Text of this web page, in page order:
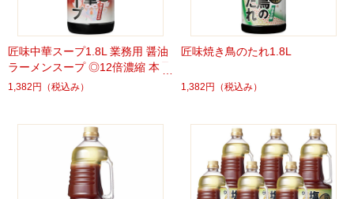
匠味中華スープ1.8L 業務用 醤油
ラーメンスープ ◎12倍濃縮 本品
27ml+湯300ml
1,382円 （税込み）
匠味焼き鳥のたれ1.8L
1,382円 （税込み）